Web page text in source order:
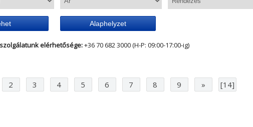
Alaphelyzet
elérhetősége:+36 70 682 3000 (H-P: 09:00-17:00-ig)
2 3 4 5 6 7 8 9 » [14]